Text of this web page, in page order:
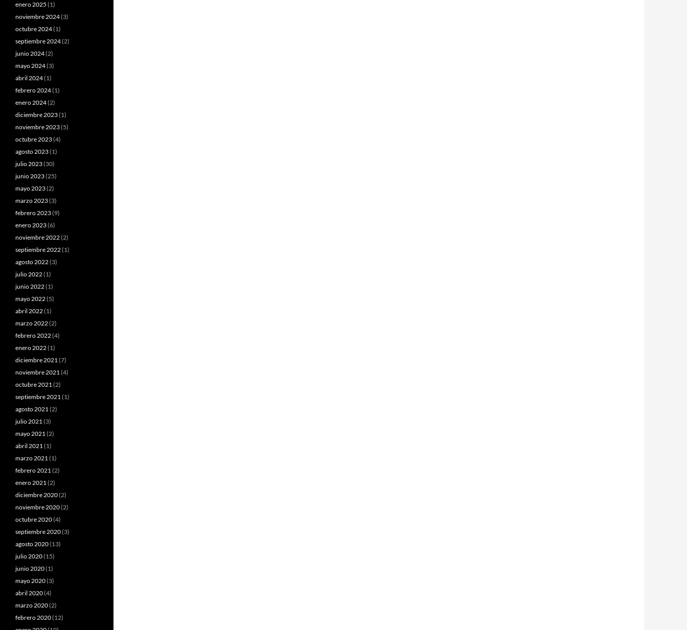
enero 2025 (1)
noviembre 2024(3)
octubre 2024(1)
septiembre 2024(2)
junio 2024(2)
mayo 2024(3)
abril 2024(1)
febrero 2024(1)
enero 2024(2)
diciembre 2023(1)
noviembre 2023(5)
octubre 2023(4)
agosto 2023(1)
julio 2023(30)
junio 2023(25)
mayo 2023(2)
marzo 2023(3)
febrero 2023(9)
enero 2023(6)
noviembre 2022(2)
septiembre 2022(1)
agosto 2022(3)
julio 2022(1)
junio 2022(1)
mayo 2022(5)
abril 2022(1)
marzo 2022(2)
febrero 2022(4)
enero 2022(1)
diciembre 2021(7)
noviembre 2021(4)
octubre 2021(2)
septiembre 2021(1)
agosto 2021(2)
julio 2021(3)
mayo 2021(2)
abril 2021(1)
marzo 2021(1)
febrero 2021(2)
enero 2021(2)
diciembre 2020(2)
noviembre 2020(2)
octubre 2020(4)
septiembre 2020(3)
agosto 2020(13)
julio 2020(15)
junio 2020(1)
mayo 2020(3)
abril 2020(4)
marzo 2020(2)
febrero 2020(12)